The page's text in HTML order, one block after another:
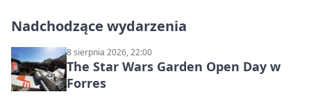
Nadchodzące wydarzenia
8 sierpnia 2026, 22:00
The Star Wars Garden Open Day w
Forres